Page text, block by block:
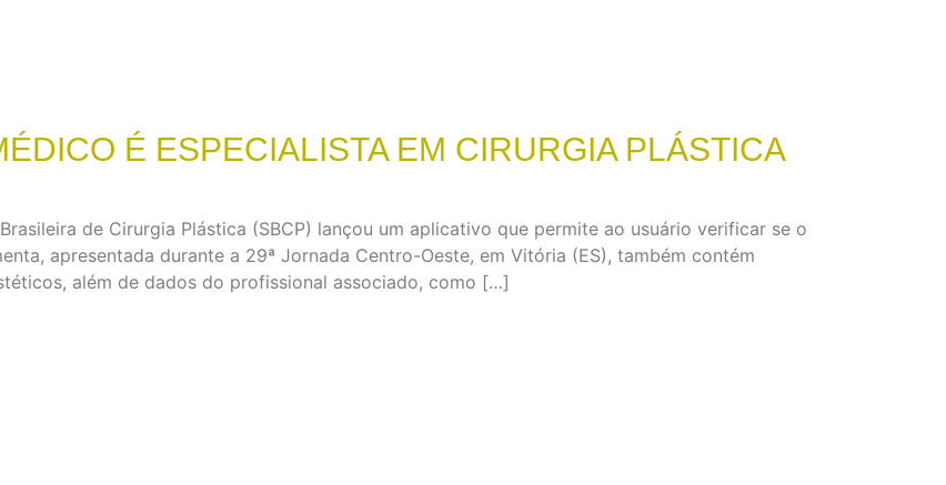
É ESPECIALISTA EM CIRURGIA PLÁSTICA
de Cirurgia Plástica (SBCP) lançou um aplicativo que permite ao usuário verificar se o
apresentada durante a 29ª Jornada Centro-Oeste, em Vitória (ES), também contém
além de dados do profissional associado, como […]